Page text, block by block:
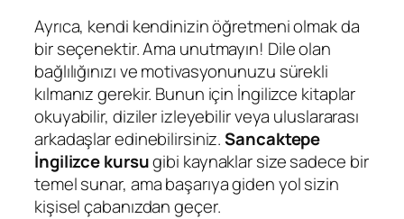
Ayrıca, kendi kendinizin öğretmeni olmak da
bir seçenektir. Ama unutmayın! Dile olan
bağlılığınızı ve motivasyonunuzu sürekli
kılmanız gerekir. Bunun için İngilizce kitaplar
okuyabilir, diziler izleyebilir veya uluslararası
arkadaşlar edinebilirsiniz.Sancaktepe
İngilizce kursugibi kaynaklar size sadece bir
temel sunar, ama başarıya giden yol sizin
kişisel çabanızdan geçer.